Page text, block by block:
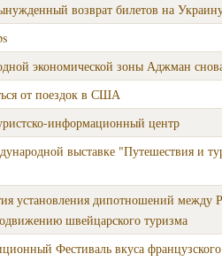
возврат билетов на
экономической зоны Аджман
от поездок в США
информационный центр
выставке "Путешествия и
установления дипотношений между
швейцарского туризма
Фестиваль вкуса